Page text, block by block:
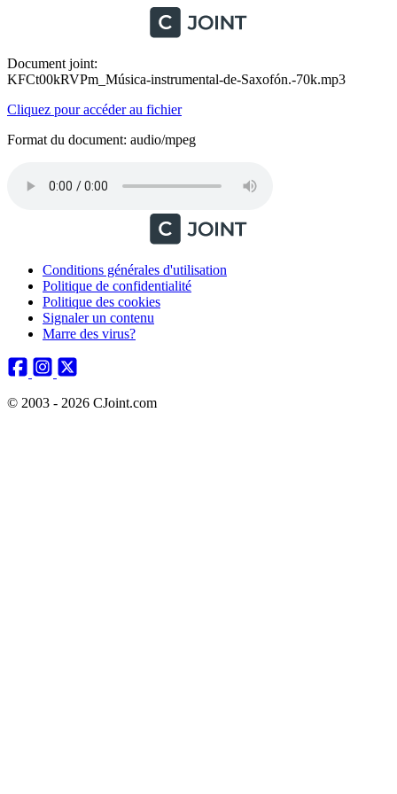
Document joint:
KFCt00kRVPm_Música-instrumental-de-Saxofón.-70k.mp3
Cliquez pour accéder au fichier
Format du document: audio/mpeg
Conditions générales d'utilisation
Politique de confidentialité
Politique des cookies
Signaler un contenu
Marre des virus?
© 2003 - 2026 CJoint.com